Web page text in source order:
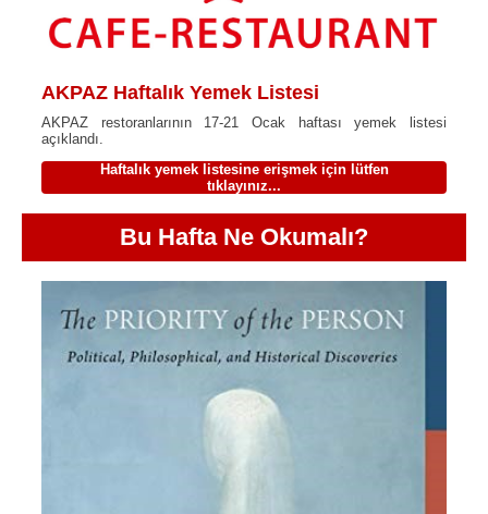
AKPAZ Haftalık Yemek Listesi
AKPAZ restoranlarının 17-21 Ocak haftası yemek listesi
açıklandı.
Haftalık yemek listesine erişmek için lütfen
tıklayınız...
Bu Hafta Ne Okumalı?